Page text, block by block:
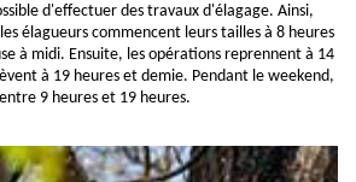
d'effectuer des travaux d'élagage. Ainsi,
élagueurs commencent leurs tailles à 8 heures
à midi. Ensuite, les opérations reprennent à 14
à 19 heures et demie. Pendant le weekend,
9 heures et 19 heures.